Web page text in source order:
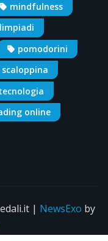
mindfulness
pomodorini
scaloppina
online
| NewsExo by